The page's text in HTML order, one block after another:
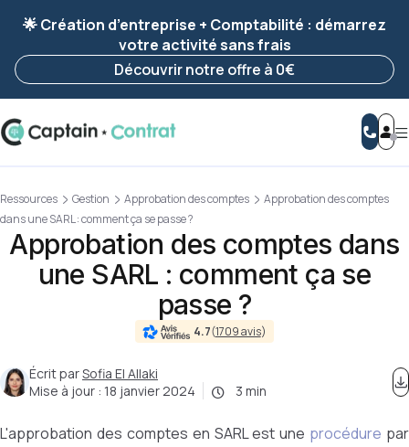
enregistrée 🚀
Reprendre ma démarche
🌟 Création d’entreprise + Comptabilité : démarrez
votre activité sans frais
Découvrir notre offre à 0€
Ressources Gestion Approbation des comptes
Approbation des comptes
dans une SARL : comment ça se passe ?
Approbation des comptes dans
une SARL : comment ça se
passe ?
4.7(1709 avis)
Écrit parSofia El Allaki
Mise à jour : 18 janvier 2024 3 min
L'approbation des comptes en SARL est une procédure par